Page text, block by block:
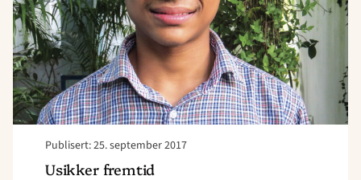
Publisert: 25. september 2017
Usikker fremtid